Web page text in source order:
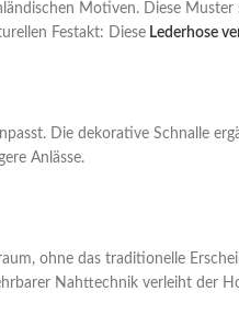
Motiven. Diese Muster
Festakt: Diese Lederhose
Die dekorative Schnalle
Anlässe.
ohne das traditionelle
Nahttechnik verleiht der